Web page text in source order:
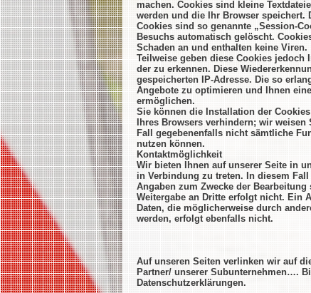
machen. Cookies sind kleine
werden und die Ihr Browser speichert.
Cookies sind so genannte „Session-
Besuchs automatisch gelöscht.
Schaden an und enthalten keine Viren.
Teilweise geben diese Cookies
der zu erkennen. Diese
gespeicherten IP-Adresse. Die so
Angebote zu optimieren und Ihnen
ermöglichen.
Sie können die Installation der
Ihres Browsers verhindern; wir
Fall gegebenenfalls nicht sämtliche
nutzen können.
Kontaktmöglichkeit
Wir bieten Ihnen auf unserer Seite in
in Verbindung zu treten. In diesem
Angaben zum Zwecke der
Weitergabe an Dritte erfolgt nicht. Ein
Daten, die möglicherweise durch
werden, erfolgt ebenfalls nicht.
Auf unseren Seiten verlinken wir auf
Partner/ unserer Subunternehmen….
Datenschutzerklärungen.